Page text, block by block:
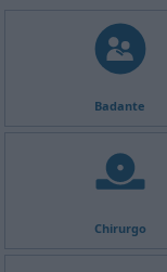
Badante
Chirurgo